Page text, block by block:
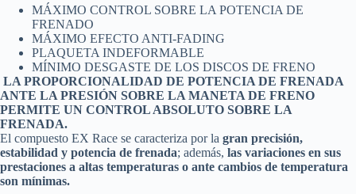
MÁXIMO CONTROL SOBRE LA POTENCIA DE
FRENADO
MÁXIMO EFECTO ANTI-FADING
PLAQUETA INDEFORMABLE
MÍNIMO DESGASTE DE LOS DISCOS DE FRENO
LA PROPORCIONALIDAD DE POTENCIA DE FRENADA
ANTE LA PRESIÓN SOBRE LA MANETA DE FRENO
PERMITE UN CONTROL ABSOLUTO SOBRE LA
FRENADA.
El compuesto EX Race se caracteriza por la gran precisión,
estabilidad y potencia de frenada; además, las variaciones en sus
prestaciones a altas temperaturas o ante cambios de temperatura
son mínimas.